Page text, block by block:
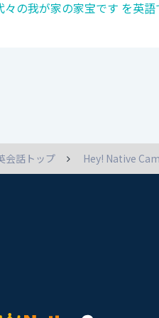
々の我が家の家宝です を英
会話トップ Hey! Native